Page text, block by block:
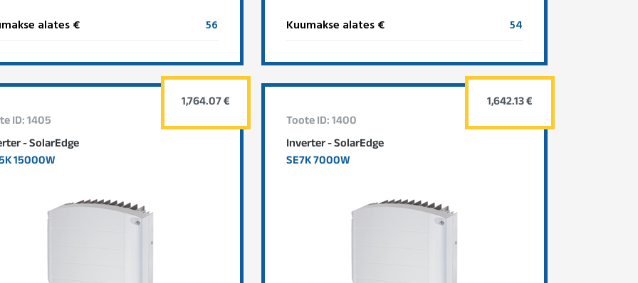
alates € 56 Kuumakse alates € 54
ID: 1405
- SolarEdge
15000W
1,764.07 €
Toote ID: 1400
Inverter - SolarEdge
SE7K 7000W
1,642.13 €